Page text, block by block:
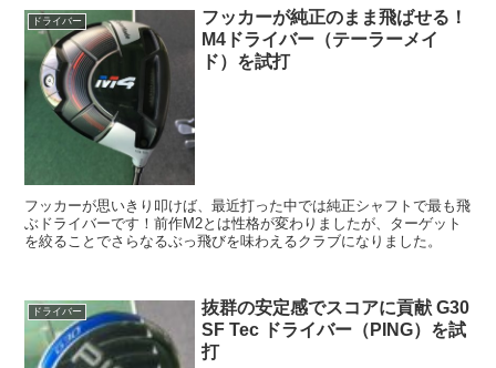
ドライバー
フッカーが純正のまま飛ばせる！
M4ドライバー（テーラーメイ
ド）を試打
フッカーが思いきり叩けば、最近打った中では純正シャフトで最も飛
ぶドライバーです！前作M2とは性格が変わりましたが、ターゲット
を絞ることでさらなるぶっ飛びを味わえるクラブになりました。
ドライバー
抜群の安定感でスコアに貢献 G30
SF Tec ドライバー（PING）を試
打